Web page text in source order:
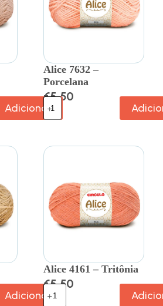
Adicionar
Alice 7632 –
Porcelana
€5.50
Adicionar
Alice 4161 – Tritônia
€5.50